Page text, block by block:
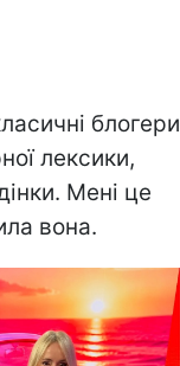
блогери
лексики,
Мені це
вона.